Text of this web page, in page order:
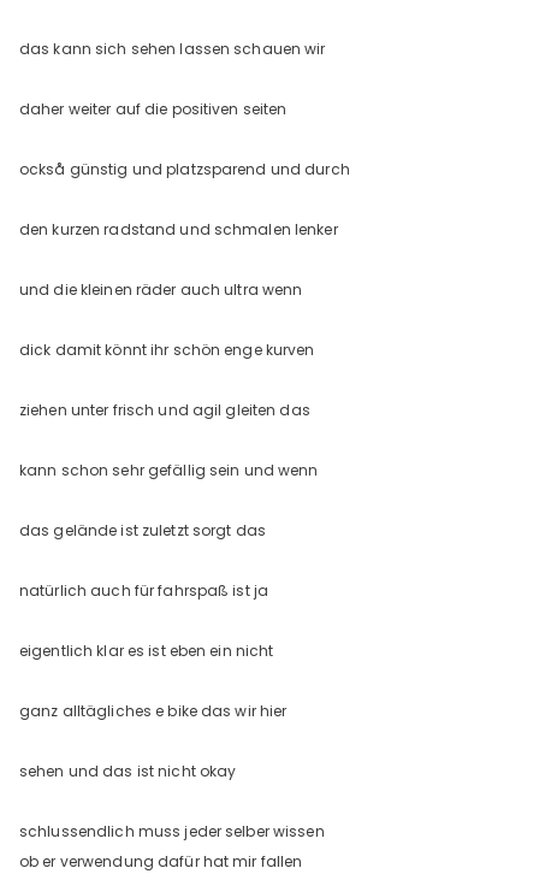
das kann sich sehen lassen schauen wir
daher weiter auf die positiven seiten
också günstig und platzsparend und durch
den kurzen radstand und schmalen lenker
und die kleinen räder auch ultra wenn
dick damit könnt ihr schön enge kurven
ziehen unter frisch und agil gleiten das
kann schon sehr gefällig sein und wenn
das gelände ist zuletzt sorgt das
natürlich auch für fahrspaß ist ja
eigentlich klar es ist eben ein nicht
ganz alltägliches e bike das wir hier
sehen und das ist nicht okay
schlussendlich muss jeder selber wissen
ob er verwendung dafür hat mir fallen